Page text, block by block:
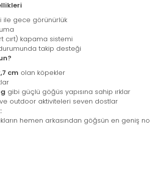
ile gece görünürlük
cırt) kapama sistemi
takip desteği
cm olan köpekler
gibi güçlü göğüs yapısına sahip ırklar
outdoor aktiviteleri seven dostlar
hemen arkasından göğsün en geniş